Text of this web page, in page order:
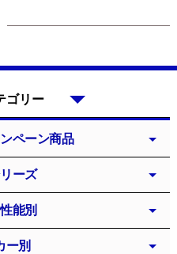
ペーン商品
ーズ
能別
ー別
ゴリー